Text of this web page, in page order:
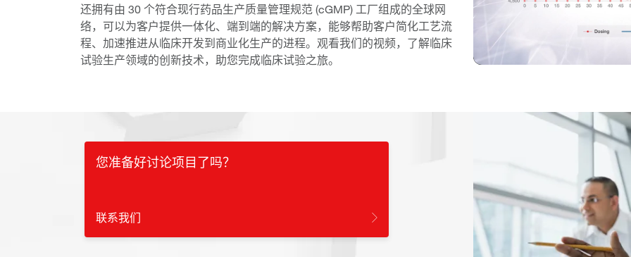
还拥有由 30 个符合现行药品生产质量管理规范 (cGMP) 工厂组成的全球网
络，可以为客户提供一体化、端到端的解决方案，能够帮助客户简化工艺流
程、加速推进从临床开发到商业化生产的进程。观看我们的视频，了解临床
试验生产领域的创新技术，助您完成临床试验之旅。
您准备好讨论项目了吗？
联系我们